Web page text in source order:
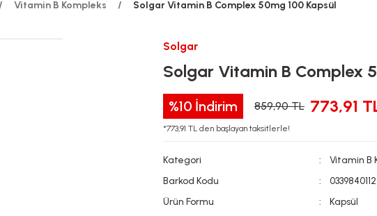
Vitamin B Kompleks Solgar Vitamin B Complex 50mg 100 Kapsül
Solgar
Solgar Vitamin B Complex
%10 İndirim 859,90 TL 773,91
*773,91 TL den başlayan taksitlerle!
Kategori
Vitamin B
Barkod Kodu
Ürün Formu
Kapsül